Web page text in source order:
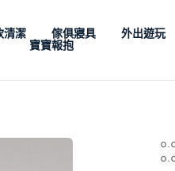
清潔 傢俱寢具 外出遊玩
寶寶報抱